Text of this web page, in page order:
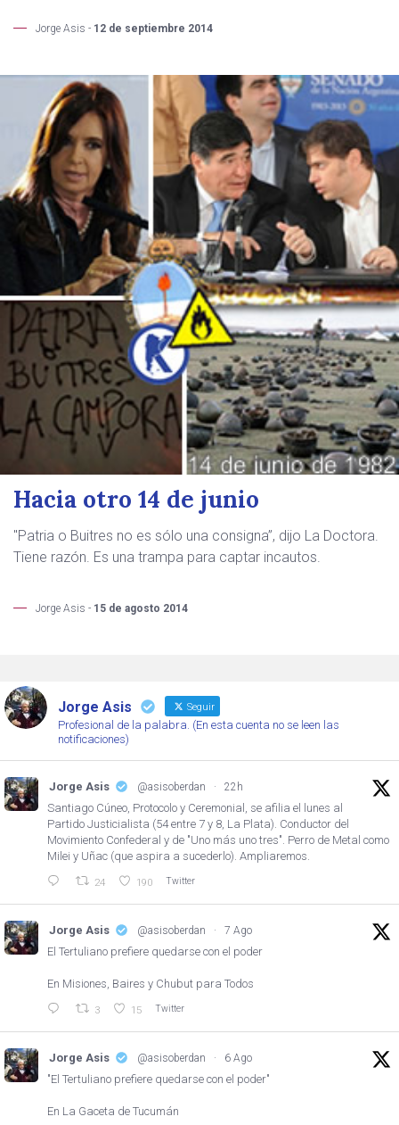
Jorge Asis - 12 de septiembre 2014
Hacia otro 14 de junio
"Patria o Buitres no es sólo una consigna”, dijo La Doctora.
Tiene razón. Es una trampa para captar incautos.
Jorge Asis - 15 de agosto 2014
Jorge Asis Seguir
Profesional de la palabra. (En esta cuenta no se leen las
notificaciones)
Jorge Asis @asisoberdan · 22h
Santiago Cúneo, Protocolo y Ceremonial, se afilia el lunes al
Partido Justicialista (54 entre 7 y 8, La Plata). Conductor del
Movimiento Confederal y de "Uno más uno tres". Perro de Metal como
Milei y Uñac (que aspira a sucederlo). Ampliaremos.
24 190 Twitter
Jorge Asis @asisoberdan · 7 Ago
El Tertuliano prefiere quedarse con el poder
En Misiones, Baires y Chubut para Todos
3 15 Twitter
Jorge Asis @asisoberdan · 6 Ago
"El Tertuliano prefiere quedarse con el poder"
En La Gaceta de Tucumán